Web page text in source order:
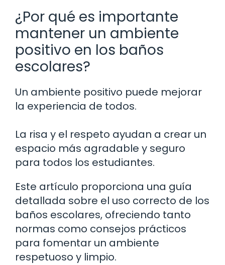
¿Por qué es importante
mantener un ambiente
positivo en los baños
escolares?
Un ambiente positivo puede mejorar
la experiencia de todos.
La risa y el respeto ayudan a crear un
espacio más agradable y seguro
para todos los estudiantes.
Este artículo proporciona una guía
detallada sobre el uso correcto de los
baños escolares, ofreciendo tanto
normas como consejos prácticos
para fomentar un ambiente
respetuoso y limpio.